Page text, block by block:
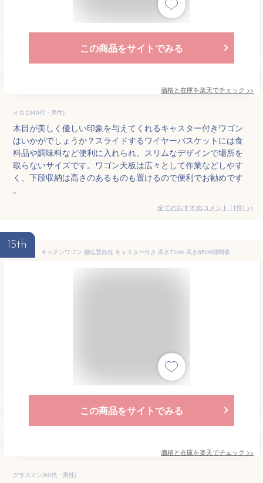
この商品をサイトでみる
価格と在庫を楽天でチェック >>
オロロ(40代・男性)
木目が美しく優しい印象を与えてくれるキャスター付きワゴン
はいかがでしょうか？スライドするワイヤーバスケットには食
料品や調味料など便利に入れられ、スリムなデザインで場所を
取らないサイズです。ワゴン天板は広々として作業などしやす
く、下段収納は高さのあるものも置けるので便利でお勧めです
。
全てのおすすめコメント (1件) >
15th
キッチンワゴン 棚位置自在 キャスター付き 高さ71cm 高さ85cm隙間収納 モダン 北欧 おしゃれ ダイニング キッチン リビング 新生活 整理 収納 収納ワゴン マルチワゴン おもちゃ箱 バスケット ラック (代引不可)【送料無料】
この商品をサイトでみる
価格と在庫を楽天でチェック >>
グラスマン(60代・男性)